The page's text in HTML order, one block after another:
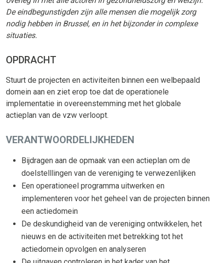
De eindbegunstigden zijn alle mensen die mogelijk zorg
nodig hebben in Brussel, en in het bijzonder in complexe
situaties.
OPDRACHT
Stuurt de projecten en activiteiten binnen een welbepaald
domein aan en ziet erop toe dat de operationele
implementatie in overeenstemming met het globale
actieplan van de vzw verloopt.
VERANTWOORDELIJKHEDEN
Bijdragen aan de opmaak van een actieplan om de
doelstelllingen van de vereniging te verwezenlijken
Een operationeel programma uitwerken en
implementeren voor het geheel van de projecten binnen
een actiedomein
De deskundigheid van de vereniging ontwikkelen, het
nieuws en de activiteiten met betrekking tot het
actiedomein opvolgen en analyseren